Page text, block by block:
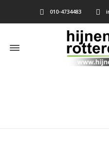
010-4734483